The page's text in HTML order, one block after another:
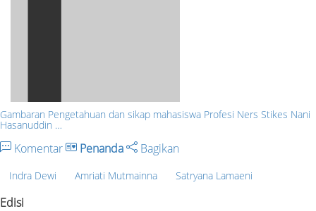
Gambaran Pengetahuan dan sikap mahasiswa Profesi Ners Stikes Nani
Hasanuddin …
Komentar Penanda Bagikan
Indra Dewi Amriati Mutmainna Satryana Lamaeni
Edisi